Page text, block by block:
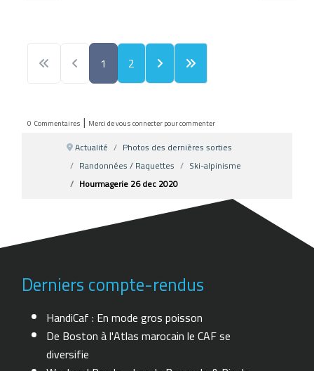
1 2
0 Commentaires | Merci de vous connecter pour commenter
Actualité
Photos des dernières sorties
Randonnées / Raquettes
Ski-alpinisme
Hourmagerie 26 dec 2020
Derniers compte-rendus
HandiCaf : En mode gros poisson
De Boston à l'Atlas marocain le CAF se
diversifie